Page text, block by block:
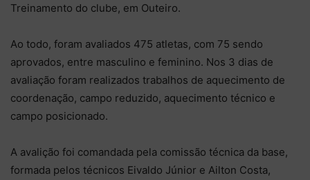
Treinamento do clube, em Outeiro.
Ao todo, foram avaliados 475 atletas, com 75 sendo
aprovados, entre masculino e feminino. Nos 3 dias de
avaliação foram realizados trabalhos de aquecimento de
coordenação, campo reduzido, aquecimento técnico e
campo posicionado.
A avalição foi comandada pela comissão técnica da base,
formada pelos técnicos Eivaldo Júnior e Ailton Costa,